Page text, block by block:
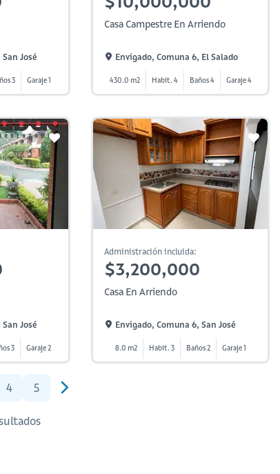
José
3 Garaje 1
Casa Campestre En Arriendo
Envigado, Comuna 6, El Salado
430.0 m2 Habit. 4 Baños 4 Garaje 4
José
3 Garaje 2
Administración incluida:
$3,200,000
Casa En Arriendo
Envigado, Comuna 6, San José
8.0 m2 Habit. 3 Baños 2 Garaje 1
4 5